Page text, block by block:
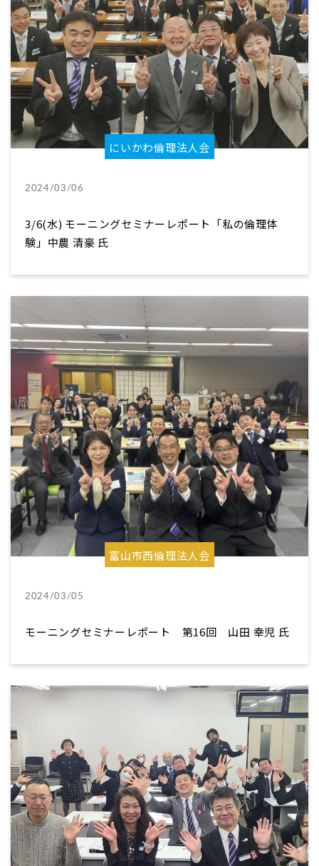
にいかわ倫理法人会
2024/03/06
3/6(水) モーニングセミナーレポート「私の倫理体
験」中農 清豪 氏
富山市西倫理法人会
2024/03/05
モーニングセミナーレポート 第16回 山田 幸児 氏